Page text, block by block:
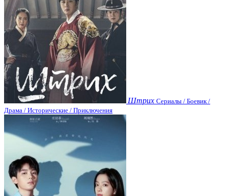
Штрих Сериалы / Боевик /
Драма / Исторические / Приключения